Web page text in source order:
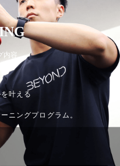
内容
叶える
ニングプログラム。